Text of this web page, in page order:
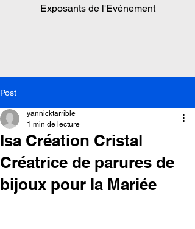
Exposants de l'Evénement
Post
Isa Création Cristal
Créatrice de parures de
bijoux pour la Mariée
yannicktarrible
1 min de lecture